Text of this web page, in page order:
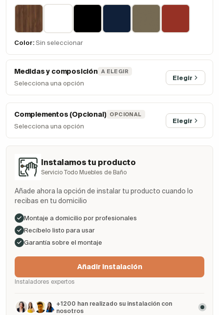
Color: Sin seleccionar
Medidas y composición A ELEGIR
Selecciona una opción
Elegir
Complementos (Opcional) OPCIONAL
Selecciona una opción
Elegir
Instalamos tu producto
Servicio Todo Muebles de Baño
Añade ahora la opción de instalar tu producto cuando lo
recibas en tu domicilio
Montaje a domicilio por profesionales
Recíbelo listo para usar
Garantía sobre el montaje
Añadir Instalación
Instaladores expertos
+1200 han realizado su instalación con
nosotros